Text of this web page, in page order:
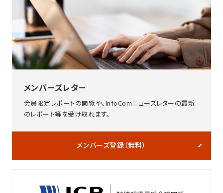
メンバーズレター
会員限定レポートの閲覧や、InfoComニューズレターの最新
のレポート等を受け取れます。
メンバーズ登録（無料）